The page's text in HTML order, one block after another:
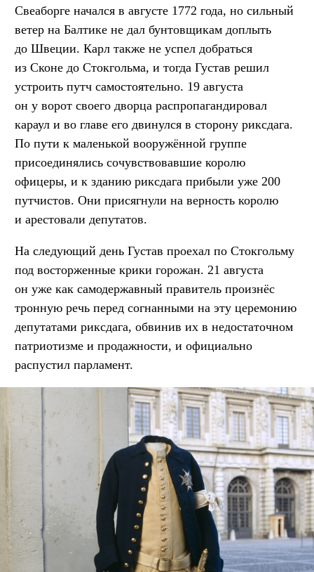
Свеаборге начался в августе 1772 года, но сильный
ветер на Балтике не дал бунтовщикам доплыть
до Швеции. Карл также не успел добраться
из Сконе до Стокгольма, и тогда Густав решил
устроить путч самостоятельно. 19 августа
он у ворот своего дворца распропагандировал
караул и во главе его двинулся в сторону риксдага.
По пути к маленькой вооружённой группе
присоединялись сочувствовавшие королю
офицеры, и к зданию риксдага прибыли уже 200
путчистов. Они присягнули на верность королю
и арестовали депутатов.
На следующий день Густав проехал по Стокгольму
под восторженные крики горожан. 21 августа
он уже как самодержавный правитель произнёс
тронную речь перед согнанными на эту церемонию
депутатами риксдага, обвинив их в недостаточном
патриотизме и продажности, и официально
распустил парламент.